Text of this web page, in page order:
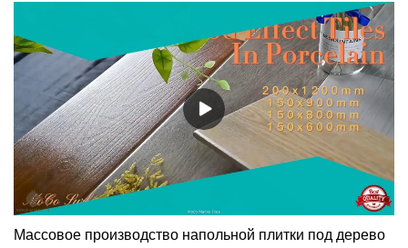
производительности, качества, внешнего вида и т. д. и
пользуются хорошей репутацией на рынке. Поверхности
MoCo& Ceramica обобщает дефекты прошлых продуктов и
постоянно их улучшает. Технические характеристики плит из
мягкого полированного простого камня размером 1200x2700
мм могут быть изменены в соответствии с вашими
потребностями.
Массовое производство напольной плитки под дерево